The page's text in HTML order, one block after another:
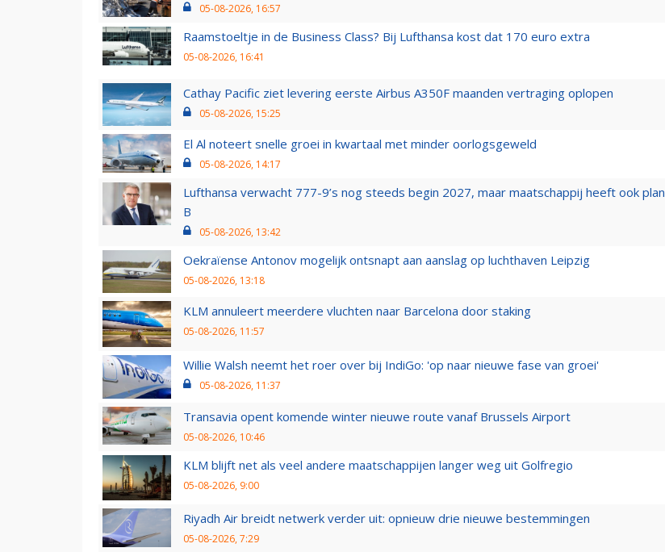
05-08-2026, 16:57
Raamstoeltje in de Business Class? Bij Lufthansa kost dat 170 euro extra
05-08-2026, 16:41
Cathay Pacific ziet levering eerste Airbus A350F maanden vertraging oplopen
05-08-2026, 15:25
El Al noteert snelle groei in kwartaal met minder oorlogsgeweld
05-08-2026, 14:17
Lufthansa verwacht 777-9’s nog steeds begin 2027, maar maatschappij heeft ook plan
B
05-08-2026, 13:42
Oekraïense Antonov mogelijk ontsnapt aan aanslag op luchthaven Leipzig
05-08-2026, 13:18
KLM annuleert meerdere vluchten naar Barcelona door staking
05-08-2026, 11:57
Willie Walsh neemt het roer over bij IndiGo: 'op naar nieuwe fase van groei'
05-08-2026, 11:37
Transavia opent komende winter nieuwe route vanaf Brussels Airport
05-08-2026, 10:46
KLM blijft net als veel andere maatschappijen langer weg uit Golfregio
05-08-2026, 9:00
Riyadh Air breidt netwerk verder uit: opnieuw drie nieuwe bestemmingen
05-08-2026, 7:29